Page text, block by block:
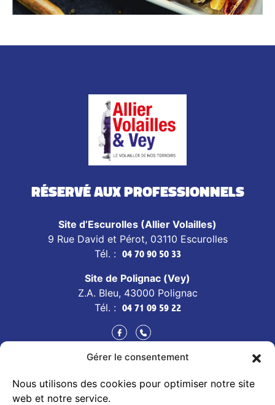
Gérer le consentement
Nous utilisons des cookies pour optimiser notre site
web et notre service.
Réservé aux professionnels
Site d’Escurolles (Allier Volailles)
9 Rue David et Pérot, 03110 Escurolles
Tél. :
04 70 90 50 33
Site de Polignac (Vey)
Z.A. Bleu, 43000 Polignac
Tél. :
04 71 09 59 22
TOUS NOS PRODUITS